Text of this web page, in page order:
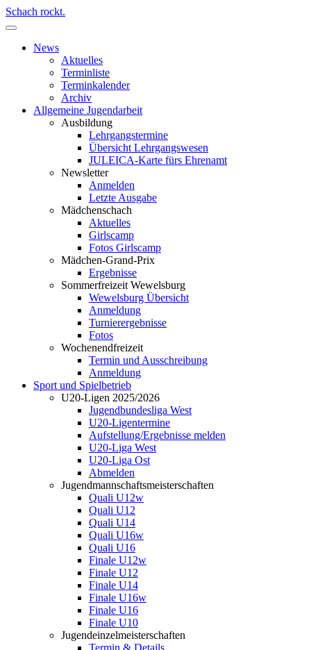
Schach rockt.
News
Aktuelles
Terminliste
Terminkalender
Archiv
Allgemeine Jugendarbeit
Ausbildung
Lehrgangstermine
Übersicht Lehrgangswesen
JULEICA-Karte fürs Ehrenamt
Newsletter
Anmelden
Letzte Ausgabe
Mädchenschach
Aktuelles
Girlscamp
Fotos Girlscamp
Mädchen-Grand-Prix
Ergebnisse
Sommerfreizeit Wewelsburg
Wewelsburg Übersicht
Anmeldung
Turnierergebnisse
Fotos
Wochenendfreizeit
Termin und Ausschreibung
Anmeldung
Sport und Spielbetrieb
U20-Ligen 2025/2026
Jugendbundesliga West
U20-Ligentermine
Aufstellung/Ergebnisse melden
U20-Liga West
U20-Liga Ost
Abmelden
Jugendmannschaftsmeisterschaften
Quali U12w
Quali U12
Quali U14
Quali U16w
Quali U16
Finale U12w
Finale U12
Finale U14
Finale U16w
Finale U16
Finale U10
Jugendeinzelmeisterschaften
Termin & Details